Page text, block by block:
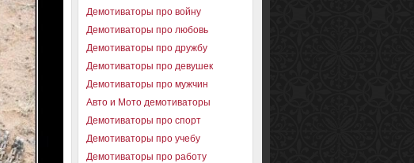
Демотиваторы про войну
Демотиваторы про любовь
Демотиваторы про дружбу
Демотиваторы про девушек
Демотиваторы про мужчин
Авто и Мото демотиваторы
Демотиваторы про спорт
Демотиваторы про учебу
Демотиваторы про работу